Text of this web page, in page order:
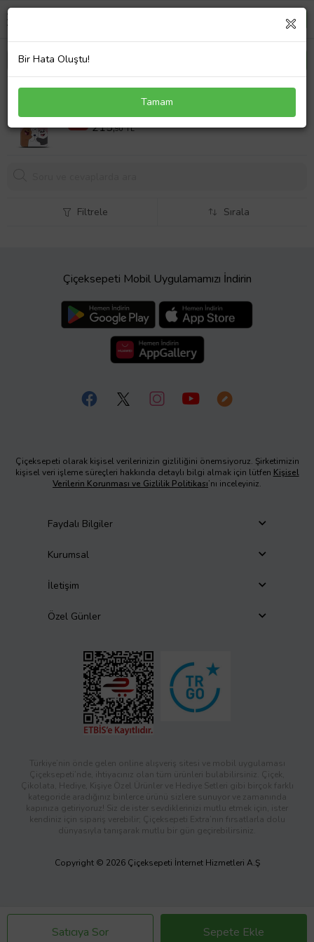
Xiaomi Redmi Note 9S Kılıf HD Baskılı Kılıf -
Followed Institution 0525
%46 399,90 TL
215,90 TL
Satıcıya Sor Sepete Ekle
Filtrele Sırala
Çiçeksepeti Mobil Uygulamamızı İndirin
Çiçeksepeti olarak kişisel verilerinizin gizliliğini önemsiyoruz. Şirketimizin
kişisel veri işleme süreçleri hakkında detaylı bilgi almak için lütfen Kişisel
Verilerin Korunması ve Gizlilik Politikası’nı inceleyiniz.
Faydalı Bilgiler
Kurumsal
İletişim
Özel Günler
Türkiye’nin önde gelen online alışveriş sitesi ve mobil uygulaması
Çiçeksepeti’nde, ihtiyacınız olan tüm ürünleri bulabilirsiniz. Çiçek,
Çikolata, Hediye, Kişiye Özel Ürünler ve Hediye Setleri gibi birçok farklı
kategoride aradığınız binlerce ürünü sizlere sunuyor ve zamanında
kapınıza getiriyoruz! Siz de ister sevdiklerinizi mutlu etmek için, ister
kendiniz için sipariş verebilir; Çiçeksepeti Extra’nın fırsatlarla dolu
dünyasıyla tanışarak mutlu bir gün geçirebilirsiniz.
Copyright © 2026 Çiçeksepeti İnternet Hizmetleri A.Ş
Bir Hata Oluştu!
Tamam